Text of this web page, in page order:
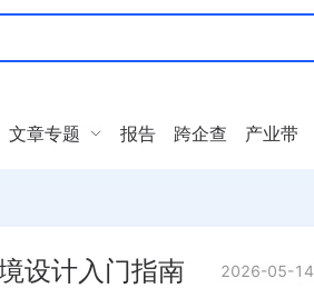
文章专题 报告 跨企查 产业带
设计入门指南 2026-05-14